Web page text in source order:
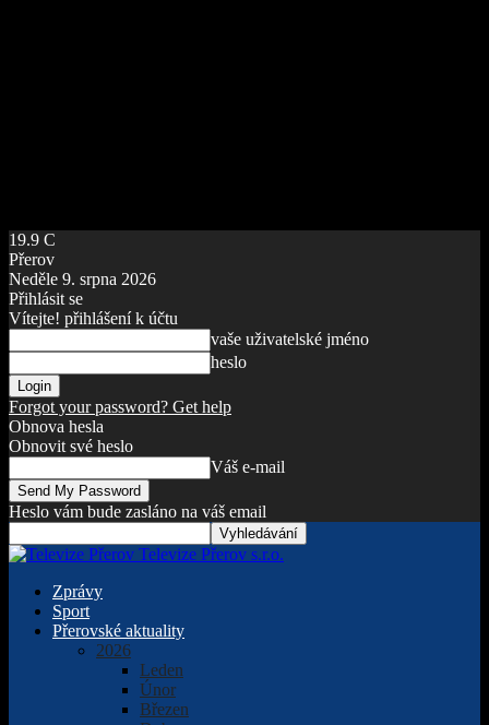
19.9 C
Přerov
Neděle 9. srpna 2026
Přihlásit se
Vítejte! přihlášení k účtu
vaše uživatelské jméno
heslo
Forgot your password? Get help
Obnova hesla
Obnovit své heslo
Váš e-mail
Heslo vám bude zasláno na váš email
Televize Přerov s.r.o.
Zprávy
Sport
Přerovské aktuality
2026
Leden
Únor
Březen